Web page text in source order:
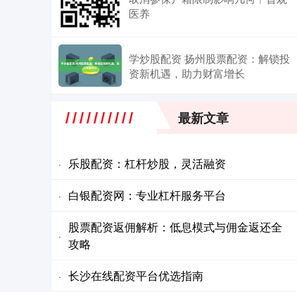
医养
学炒股配资 扬州股票配资：解锁投
资新机遇，助力财富增长
最新文章
· 乐股配资：杠杆炒股，灵活融资
· 白银配资网：专业杠杆服务平台
·
股票配资返佣解析：低息模式与佣金返还全
攻略
· 长沙在线配资平台优选指南